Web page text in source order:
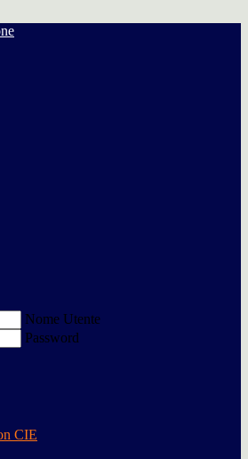
Nome Utente
Password
CIE